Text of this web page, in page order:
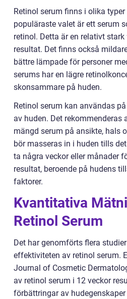
Retinol serum finns i olika
populäraste valet är ett serum
retinol. Detta är en relativt
resultat. Det finns också
bättre lämpade för personer
serums har en lägre
skonsammare på huden.
Retinol serum kan användas
av huden. Det rekommenderas
mängd serum på ansikte, hals
bör masseras in i huden tills
ta några veckor eller månader
resultat, beroende på hudens
faktorer.
Kvantitativa
Retinol Serum
Det har genomförts flera
effektiviteten av retinol serum.
Journal of Cosmetic
av retinol serum i 12 veckor
förbättringar av hudegenskaper